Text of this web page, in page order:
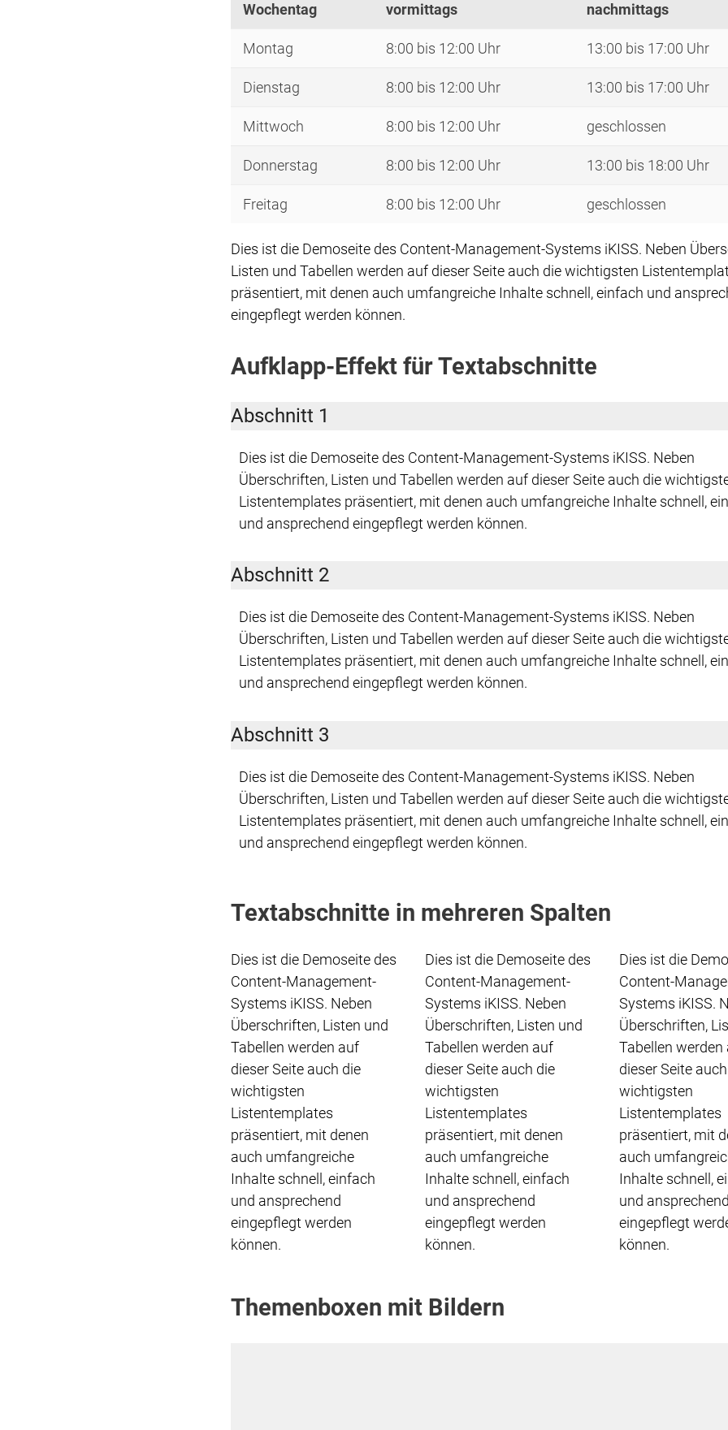
Wochentag vormittags nachmittags
Montag 8:00 bis 12:00 Uhr 13:00 bis 17:00 Uhr
Dienstag 8:00 bis 12:00 Uhr 13:00 bis 17:00 Uhr
Mittwoch 8:00 bis 12:00 Uhr geschlossen
Donnerstag 8:00 bis 12:00 Uhr 13:00 bis 18:00 Uhr
Freitag 8:00 bis 12:00 Uhr geschlossen
Dies ist die Demoseite des Content-Management-Systems iKISS. Neben
Listen und Tabellen werden auf dieser Seite auch die wichtigsten
präsentiert, mit denen auch umfangreiche Inhalte schnell, einfach und
eingepflegt werden können.
Aufklapp-Effekt für Textabschnitte
Abschnitt 1
Dies ist die Demoseite des Content-Management-Systems iKISS. Neben
Überschriften, Listen und Tabellen werden auf dieser Seite auch die
Listentemplates präsentiert, mit denen auch umfangreiche Inhalte schnell,
und ansprechend eingepflegt werden können.
Abschnitt 2
Dies ist die Demoseite des Content-Management-Systems iKISS. Neben
Überschriften, Listen und Tabellen werden auf dieser Seite auch die
Listentemplates präsentiert, mit denen auch umfangreiche Inhalte schnell,
und ansprechend eingepflegt werden können.
Abschnitt 3
Dies ist die Demoseite des Content-Management-Systems iKISS. Neben
Überschriften, Listen und Tabellen werden auf dieser Seite auch die
Listentemplates präsentiert, mit denen auch umfangreiche Inhalte schnell,
und ansprechend eingepflegt werden können.
Textabschnitte in mehreren Spalten
Dies ist die Demoseite des
Content-Management-
Systems iKISS. Neben
Überschriften, Listen und
Tabellen werden auf
dieser Seite auch die
wichtigsten
Listentemplates
präsentiert, mit denen
auch umfangreiche
Inhalte schnell, einfach
und ansprechend
eingepflegt werden
können.
Dies ist die Demoseite des
Content-Management-
Systems iKISS. Neben
Überschriften, Listen und
Tabellen werden auf
dieser Seite auch die
wichtigsten
Listentemplates
präsentiert, mit denen
auch umfangreiche
Inhalte schnell, einfach
und ansprechend
eingepflegt werden
können.
Dies ist die
Content-
Systems iKISS.
Überschriften,
Tabellen werden
dieser Seite
wichtigsten
Listentemplates
präsentiert, mit
auch
Inhalte schnell,
und ansprechend
eingepflegt
können.
Themenboxen mit Bildern